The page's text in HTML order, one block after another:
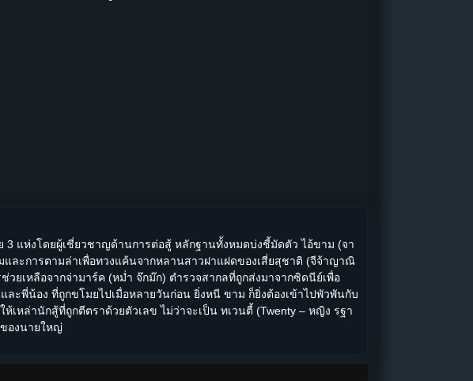
3 แห่งโดยผู้เชี่ยวชาญด้านการต่อสู้ หลักฐานทั้งหมดบ่งชี้มัดตัว ไอ้ขาม (จา
และการตามล่าเพื่อทวงแค้นจากหลานสาวฝาแฝดของเสี่ยสุชาติ (จีจ้าญาณิ
ยเหลือจากจ่ามาร์ค (หม่ำ จ๊กม๊ก) ตำรวจสากลที่ถูกส่งมาจากซิดนีย์เพื่อ
ะพี่น้อง ที่ถูกขโมยไปเมื่อหลายวันก่อน ยิ่งหนี ขาม ก็ยิ่งต้องเข้าไปพัวพันกับ
หล่านักสู้ที่ถูกตีตราด้วยตัวเลข ไม่ว่าจะเป็น ทเวนตี้ (Twenty – หญิง รฐา
องนายใหญ่